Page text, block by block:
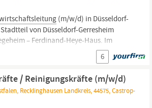
(m/w/d) in Düsseldorf-
von Düsseldorf-Gerresheim
– Ferdinand-Heye-Haus. Im
die wertschätzende Arbeit mit Menschen
und Wohnbereiche sind
ausgerichtet - und das macht
6
/ Reinigungskräfte (m/w/d)
Recklinghausen Landkreis, 44575, Castrop-